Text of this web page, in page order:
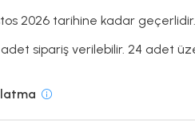
2026 tarihine kadar geçerlidir.
sipariş verilebilir. 24 adet